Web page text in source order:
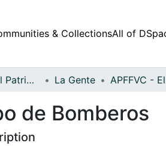
& CollectionsAll of
Fondo Archivo del Patrimonio Fotográfico y Fílmico del Valle del Cauca La Gente
de Bomberos